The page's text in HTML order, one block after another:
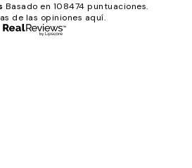
Basado en 108474 puntuaciones.
de las opiniones aquí.